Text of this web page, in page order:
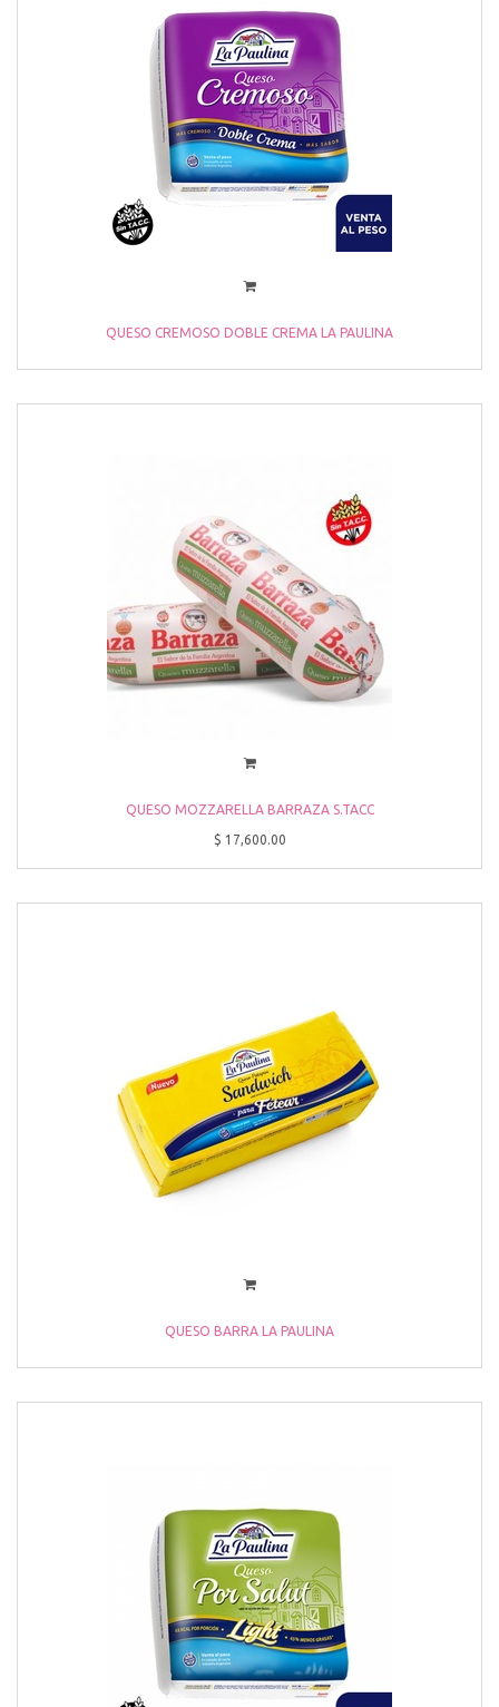
QUESO CREMOSO DOBLE CREMA LA PAULINA
QUESO MOZZARELLA BARRAZA S.TACC
$ 17,600.00
QUESO BARRA LA PAULINA